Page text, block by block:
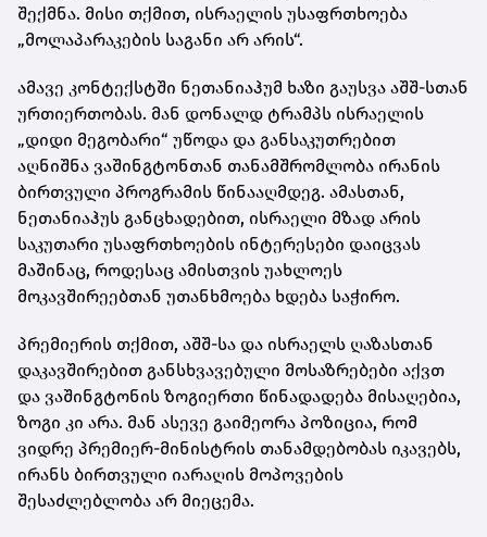
შექმნა. მისი თქმით, ისრაელის უსაფრთხოება
„მოლაპარაკების საგანი არ არის“.
ამავე კონტექსტში ნეთანიაჰუმ ხაზი გაუსვა აშშ-სთან
ურთიერთობას. მან დონალდ ტრამპს ისრაელის
„დიდი მეგობარი“ უწოდა და განსაკუთრებით
აღნიშნა ვაშინგტონთან თანამშრომლობა ირანის
ბირთვული პროგრამის წინააღმდეგ. ამასთან,
ნეთანიაჰუს განცხადებით, ისრაელი მზად არის
საკუთარი უსაფრთხოების ინტერესები დაიცვას
მაშინაც, როდესაც ამისთვის უახლოეს
მოკავშირეებთან უთანხმოება ხდება საჭირო.
პრემიერის თქმით, აშშ-სა და ისრაელს ღაზასთან
დაკავშირებით განსხვავებული მოსაზრებები აქვთ
და ვაშინგტონის ზოგიერთი წინადადება მისაღებია,
ზოგი კი არა. მან ასევე გაიმეორა პოზიცია, რომ
ვიდრე პრემიერ-მინისტრის თანამდებობას იკავებს,
ირანს ბირთვული იარაღის მოპოვების
შესაძლებლობა არ მიეცემა.